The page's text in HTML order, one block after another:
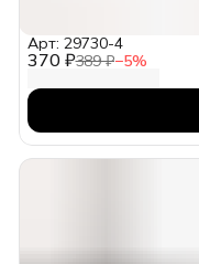
370 ₽389 ₽−5%
Арт: 29730-4